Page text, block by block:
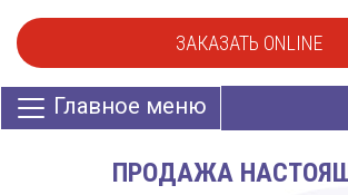
ЗАКАЗАТЬ ONLINE
Главное меню
ПРОДАЖА